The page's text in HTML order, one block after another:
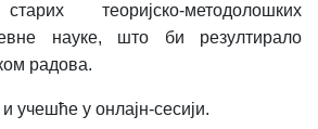
теоријско-методолошких
науке, што би резултирало
радова.
учешће у онлајн-сесији.